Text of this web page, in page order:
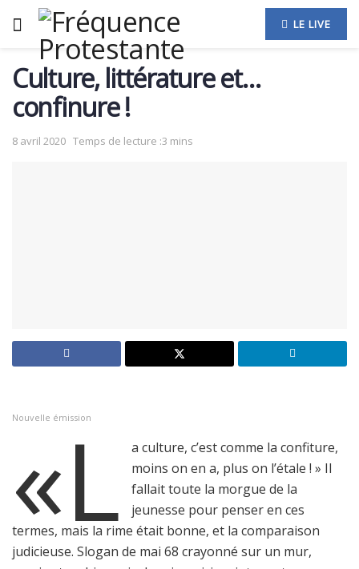
LE LIVE
Culture, littérature et…
confinure !
8 avril 2020 Temps de lecture :3 mins
Nouvelle émission
«L
a culture, c’est comme la confiture,
moins on en a, plus on l’étale ! » Il
fallait toute la morgue de la
jeunesse pour penser en ces
termes, mais la rime était bonne, et la comparaison
judicieuse. Slogan de mai 68 crayonné sur un mur,